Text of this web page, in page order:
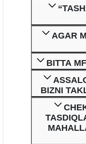
AGAR
BITTA
BIZNI